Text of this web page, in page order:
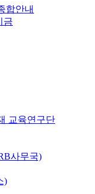
합안내
금
교육연구단
사무국)
)